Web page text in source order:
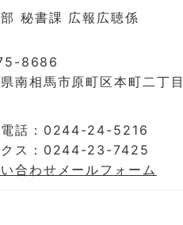
秘書課 広報広聴係
8686
南相馬市原町区本町二丁
電話：0244-24-5216
クス：0244-23-7425
合わせメールフォーム